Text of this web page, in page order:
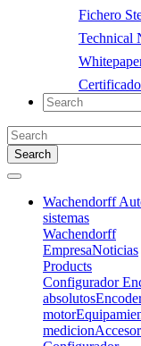
Fichero
Technical
Search
Wachendorff
sistemas
Wachendorff
EmpresaNoticias
Products
Configurador
absolutos
motor
medicion